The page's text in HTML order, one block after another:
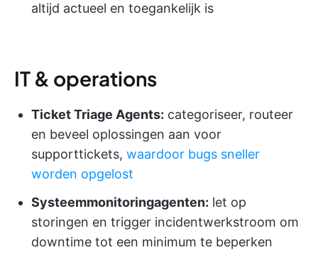
altijd actueel en toegankelijk is
IT & operations
Ticket Triage Agents: categoriseer, routeer
en beveel oplossingen aan voor
supporttickets, waardoor bugs sneller
worden opgelost
Systeemmonitoringagenten: let op
storingen en trigger incidentwerkstroom om
downtime tot een minimum te beperken